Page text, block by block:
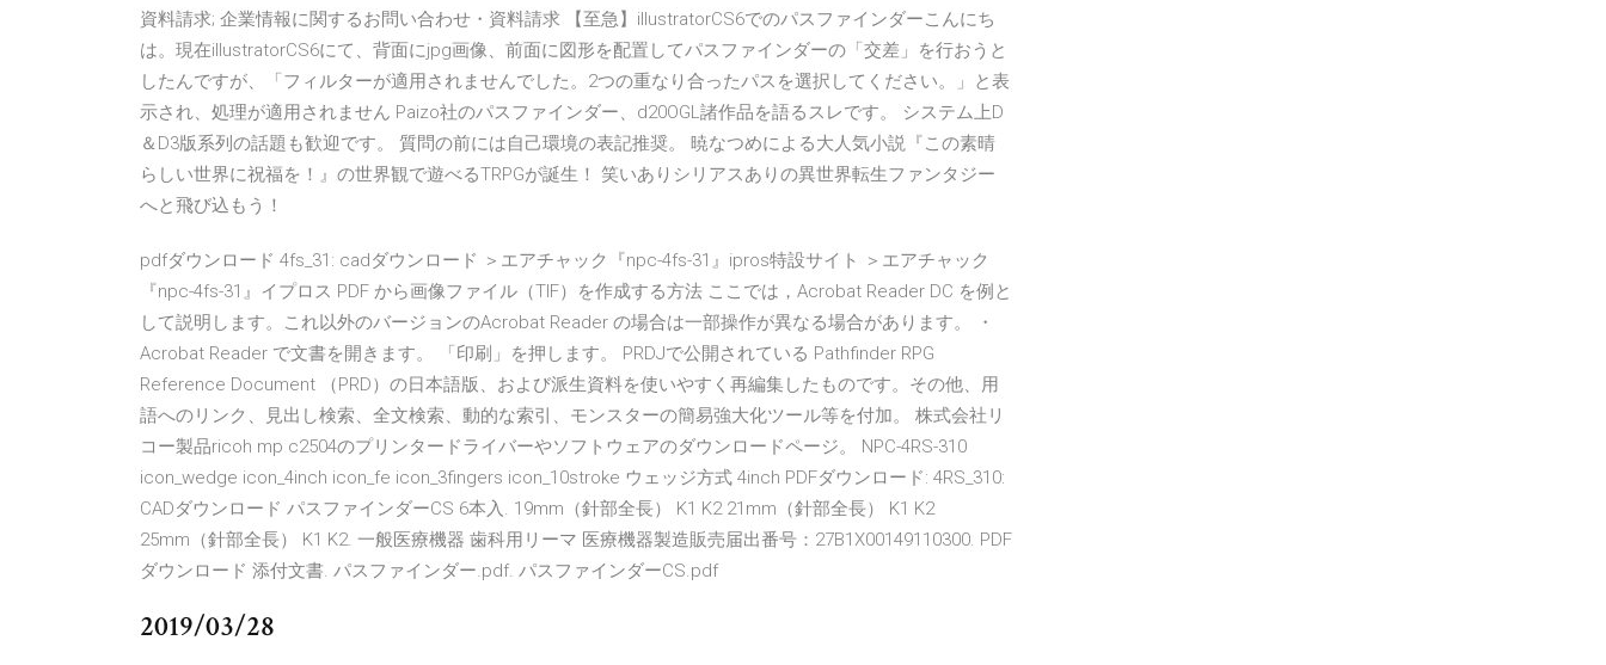
資料請求; 企業情報に関するお問い合わせ・資料請求 【至急】illustratorCS6でのパスファインダーこんにち
は。現在illustratorCS6にて、背面にjpg画像、前面に図形を配置してパスファインダーの「交差」を行おうと
したんですが、「フィルターが適用されませんでした。2つの重なり合ったパスを選択してください。」と表
示され、処理が適用されません Paizo社のパスファインダー、d20OGL諸作品を語るスレです。 システム上D
＆D3版系列の話題も歓迎です。 質問の前には自己環境の表記推奨。 暁なつめによる大人気小説『この素晴
らしい世界に祝福を！』の世界観で遊べるTRPGが誕生！ 笑いありシリアスありの異世界転生ファンタジー
へと飛び込もう！
pdfダウンロード 4fs_31: cadダウンロード ＞エアチャック『npc-4fs-31』ipros特設サイト ＞エアチャック
『npc-4fs-31』イプロス PDF から画像ファイル（TIF）を作成する方法 ここでは，Acrobat Reader DC を例と
して説明します。これ以外のバージョンのAcrobat Reader の場合は一部操作が異なる場合があります。 ・
Acrobat Reader で文書を開きます。 「印刷」を押します。 PRDJで公開されている Pathfinder RPG
Reference Document （PRD）の日本語版、および派生資料を使いやすく再編集したものです。その他、用
語へのリンク、見出し検索、全文検索、動的な索引、モンスターの簡易強大化ツール等を付加。 株式会社リ
コー製品ricoh mp c2504のプリンタードライバーやソフトウェアのダウンロードページ。 NPC-4RS-310
icon_wedge icon_4inch icon_fe icon_3fingers icon_10stroke ウェッジ方式 4inch PDFダウンロード: 4RS_310:
CADダウンロード パスファインダーCS 6本入. 19mm（針部全長） K1 K2 21mm（針部全長） K1 K2
25mm（針部全長） K1 K2. 一般医療機器 歯科用リーマ 医療機器製造販売届出番号：27B1X00149110300. PDF
ダウンロード 添付文書. パスファインダー.pdf. パスファインダーCS.pdf
2019/03/28